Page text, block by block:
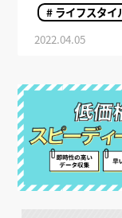
# ライフスタイ
2022.04.05